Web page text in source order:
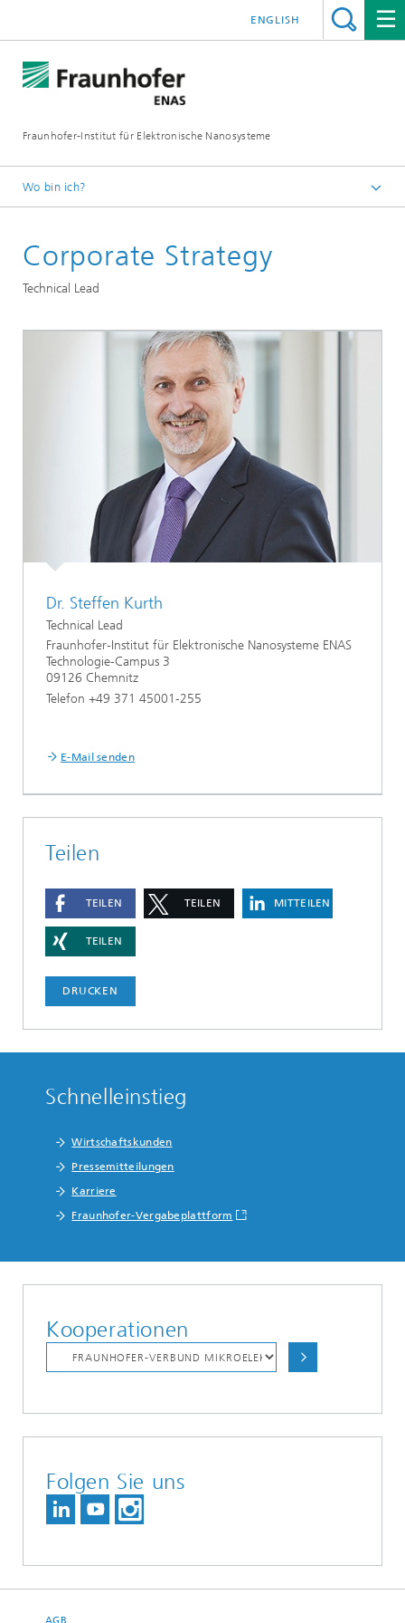
Fraunhofer-Institut für Elektronische Nanosysteme
ENGLISH
Wo bin ich?
Corporate Strategy
Technical Lead
Dr. Steffen Kurth
Technical Lead
Fraunhofer-Institut für Elektronische Nanosysteme ENAS
Technologie-Campus 3
09126 Chemnitz
Telefon +49 371 45001-255
E-Mail senden
Teilen
TEILEN TEILEN MITTEILEN
TEILEN
DRUCKEN
Schnelleinstieg
Wirtschaftskunden
Pressemitteilungen
Karriere
Fraunhofer-Vergabeplattform
Kooperationen
Folgen Sie uns